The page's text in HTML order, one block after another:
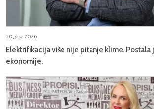
30, srp, 2026
Elektrifikacija više nije pitanje klime. Postala
ekonomije.